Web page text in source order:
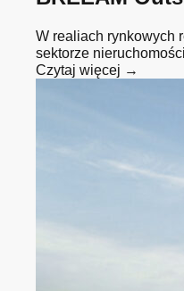
W realiach rynkowych
sektorze
Czytaj więcej →